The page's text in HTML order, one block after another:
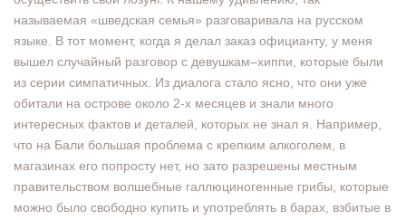
называемая «шведская семья» разговаривала на русском
языке. В тот момент, когда я делал заказ официанту, у меня
вышел случайный разговор с девушкам–хиппи, которые были
из серии симпатичных. Из диалога стало ясно, что они уже
обитали на острове около 2-х месяцев и знали много
интересных фактов и деталей, которых не знал я. Например,
что на Бали большая проблема с крепким алкоголем, в
магазинах его попросту нет, но зато разрешены местным
правительством волшебные галлюциногенные грибы, которые
можно было свободно купить и употреблять в барах, взбитые в